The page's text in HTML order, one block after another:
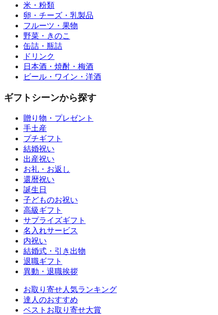
米・粉類
卵・チーズ・乳製品
フルーツ・果物
野菜・きのこ
缶詰・瓶詰
ドリンク
日本酒・焼酎・梅酒
ビール・ワイン・洋酒
ギフトシーンから探す
贈り物・プレゼント
手土産
プチギフト
結婚祝い
出産祝い
お礼・お返し
還暦祝い
誕生日
子どものお祝い
高級ギフト
サプライズギフト
名入れサービス
内祝い
結婚式・引き出物
退職ギフト
異動・退職挨拶
お取り寄せ人気ランキング
達人のおすすめ
ベストお取り寄せ大賞